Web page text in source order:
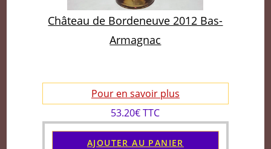
Château de Bordeneuve 2012 Bas-
Armagnac
Pour en savoir plus
53.20€ TTC
AJOUTER AU PANIER